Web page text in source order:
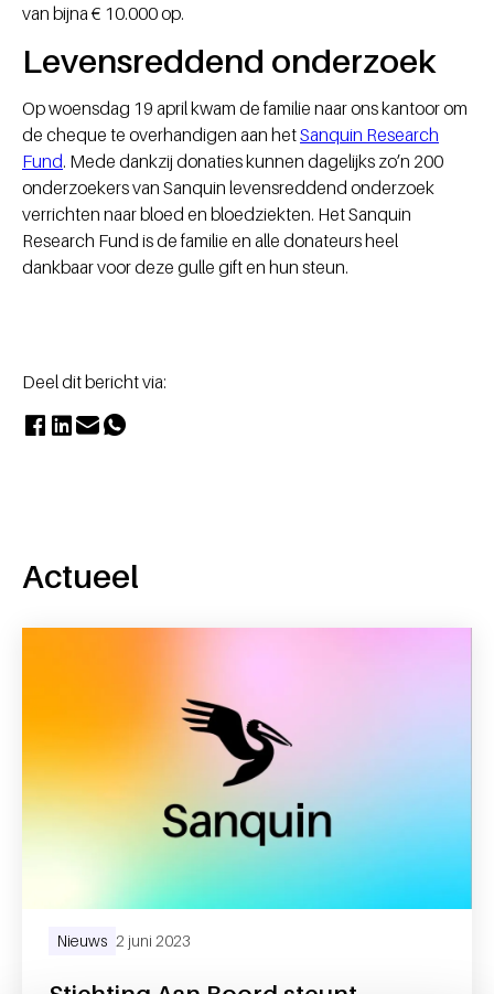
van bijna € 10.000 op.
Levensreddend onderzoek
Op woensdag 19 april kwam de familie naar ons kantoor om
de cheque te overhandigen aan hetSanquin Research
Fund. Mede dankzij donaties kunnen dagelijks zo’n 200
onderzoekers van Sanquin levensreddend onderzoek
verrichten naar bloed en bloedziekten. Het Sanquin
Research Fund is de familie en alle donateurs heel
dankbaar voor deze gulle gift en hun steun.
Deel dit bericht via:
Actueel
Nieuws 2 juni 2023